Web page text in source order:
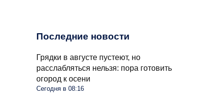
Последние новости
Грядки в августе пустеют, но
расслабляться нельзя: пора готовить
огород к осени
Сегодня в 08:16